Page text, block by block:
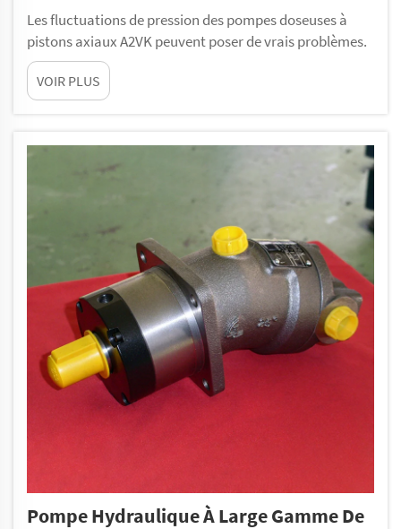
Les fluctuations de pression des pompes doseuses à
pistons axiaux A2VK peuvent poser de vrais problèmes.
Ces pompes jouent un rôle essentiel dans de nombreux
secteurs pour le transfert précis de liquides. Lorsque la
pression n’est pas stable, cela peut entraîner des
VOIR PLUS
Pompe Hydraulique À Large Gamme De